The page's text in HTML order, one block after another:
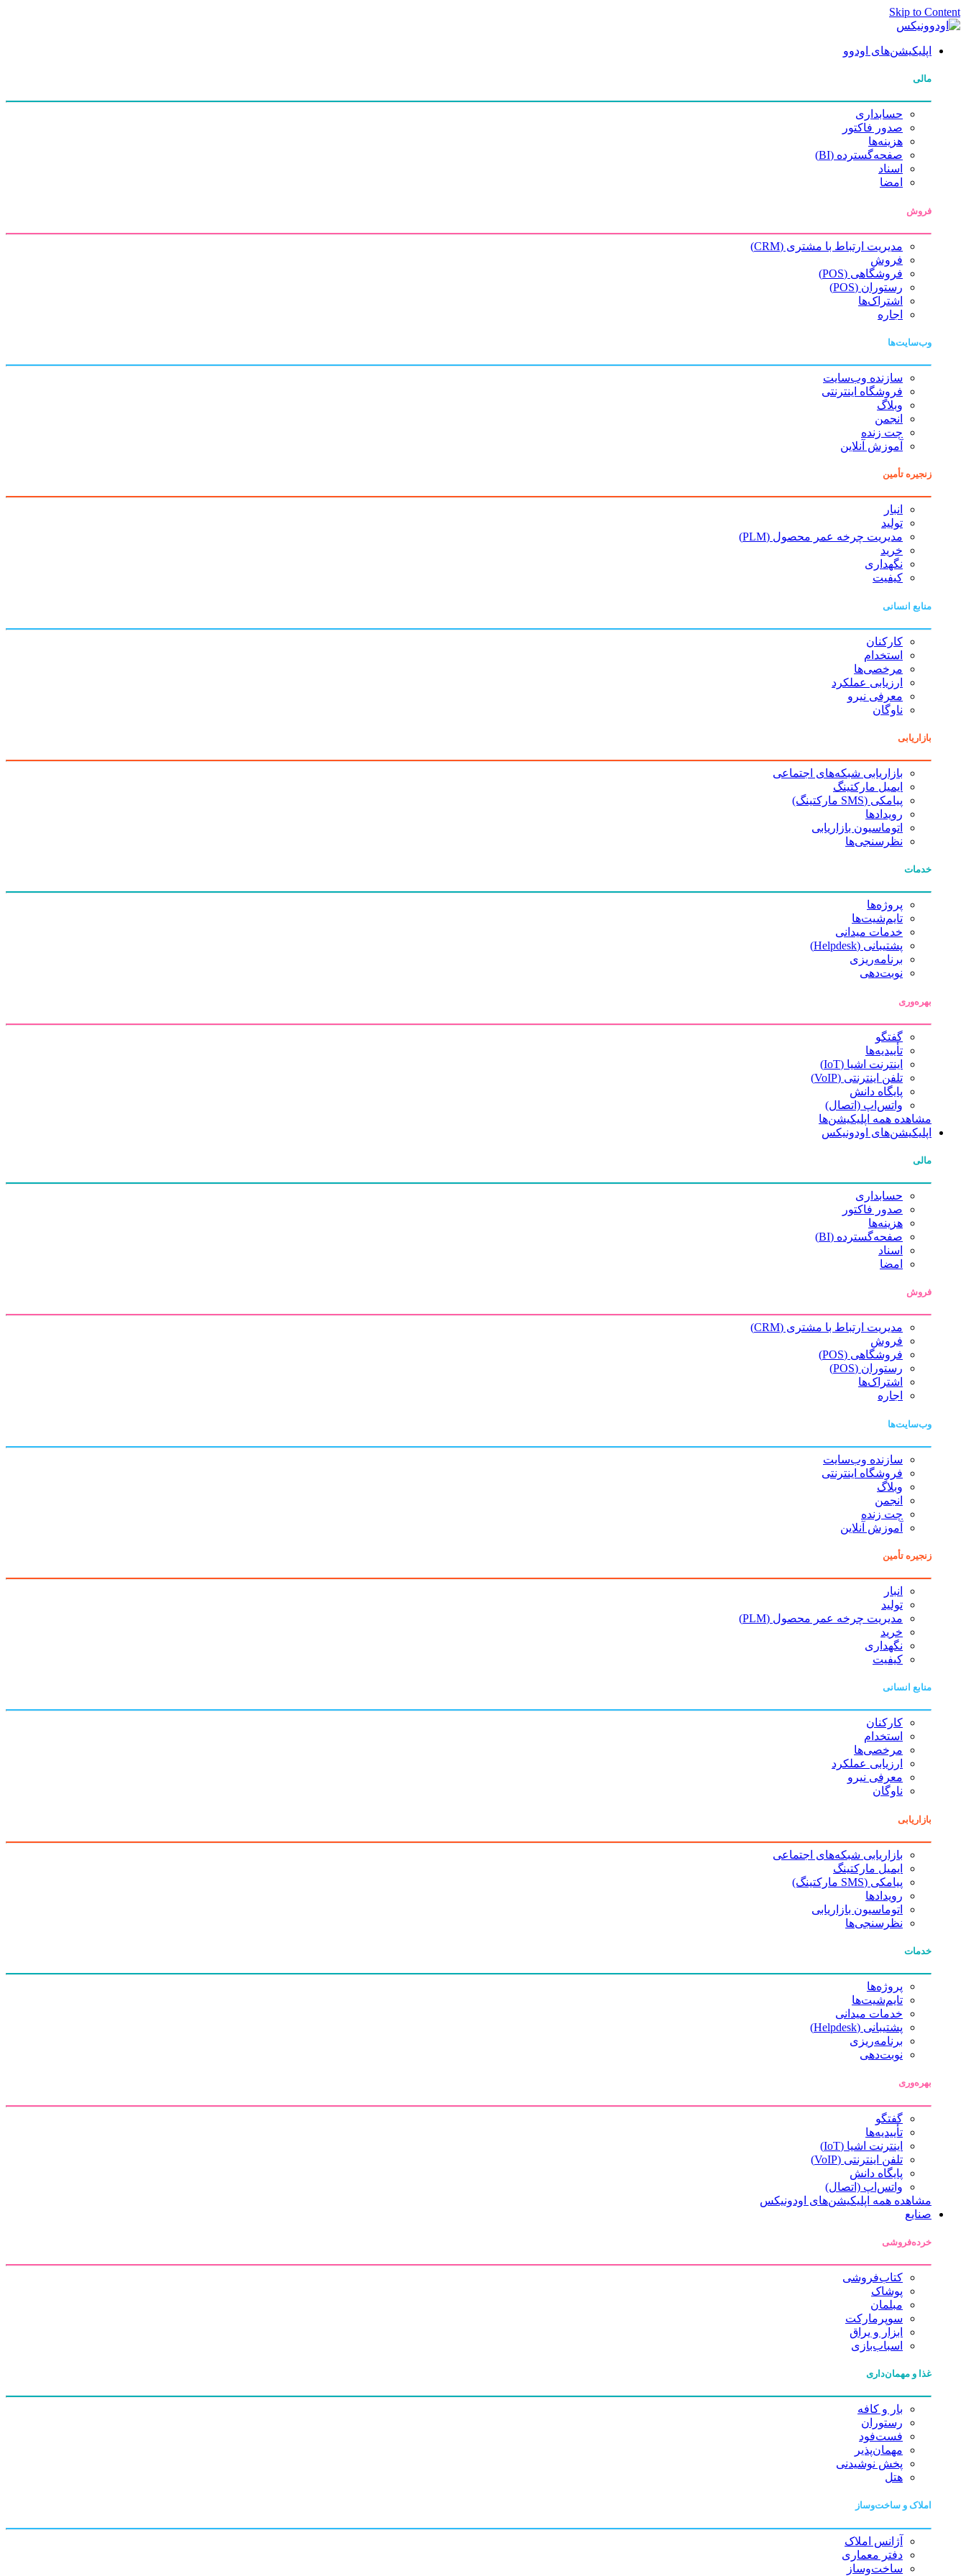
Skip to Content
اپلیکیشن‌های اودوو
مالی
حسابداری
صدور فاکتور
هزینه‌ها
صفحه‌گسترده (BI)
اسناد
امضا
فروش
مدیریت ارتباط با مشتری (CRM)
فروش
فروشگاهی (POS)
رستوران (POS)
اشتراک‌ها
اجاره
وب‌سایت‌ها
سازنده وب‌سایت
فروشگاه اینترنتی
وبلاگ
انجمن
چت زنده
آموزش آنلاین
زنجیره تأمین
انبار
تولید
مدیریت چرخه عمر محصول (PLM)
خرید
نگهداری
کیفیت
منابع انسانی
کارکنان
استخدام
مرخصی‌ها
ارزیابی عملکرد
معرفی نیرو
ناوگان
بازاریابی
بازاریابی شبکه‌های اجتماعی
ایمیل مارکتینگ
پیامکی (SMS مارکتینگ)
رویدادها
اتوماسیون بازاریابی
نظرسنجی‌ها
خدمات
پروژه‌ها
تایم‌شیت‌ها
خدمات میدانی
پشتیبانی (Helpdesk)
برنامه‌ریزی
نوبت‌دهی
بهره‌وری
گفتگو
تأییدیه‌ها
اینترنت اشیا (IoT)
تلفن اینترنتی (VoIP)
پایگاه دانش
واتس‌اپ (اتصال)
مشاهده همه اپلیکیشن‌ها
اپلیکیشن‌های اودونیکس
مالی
حسابداری
صدور فاکتور
هزینه‌ها
صفحه‌گسترده (BI)
اسناد
امضا
فروش
مدیریت ارتباط با مشتری (CRM)
فروش
فروشگاهی (POS)
رستوران (POS)
اشتراک‌ها
اجاره
وب‌سایت‌ها
سازنده وب‌سایت
فروشگاه اینترنتی
وبلاگ
انجمن
چت زنده
آموزش آنلاین
زنجیره تأمین
انبار
تولید
مدیریت چرخه عمر محصول (PLM)
خرید
نگهداری
کیفیت
منابع انسانی
کارکنان
استخدام
مرخصی‌ها
ارزیابی عملکرد
معرفی نیرو
ناوگان
بازاریابی
بازاریابی شبکه‌های اجتماعی
ایمیل مارکتینگ
پیامکی (SMS مارکتینگ)
رویدادها
اتوماسیون بازاریابی
نظرسنجی‌ها
خدمات
پروژه‌ها
تایم‌شیت‌ها
خدمات میدانی
پشتیبانی (Helpdesk)
برنامه‌ریزی
نوبت‌دهی
بهره‌وری
گفتگو
تأییدیه‌ها
اینترنت اشیا (IoT)
تلفن اینترنتی (VoIP)
پایگاه دانش
واتس‌اپ (اتصال)
مشاهده همه اپلیکیشن‌های اودونیکس
صنایع
خرده‌فروشی
کتاب‌فروشی
پوشاک
مبلمان
سوپرمارکت
ابزار و یراق
اسباب‌بازی
غذا و مهمان‌داری
بار و کافه
رستوران
فست‌فود
مهمان‌پذیر
پخش نوشیدنی
هتل
املاک و ساخت‌وساز
آژانس املاک
دفتر معماری
ساخت‌وساز